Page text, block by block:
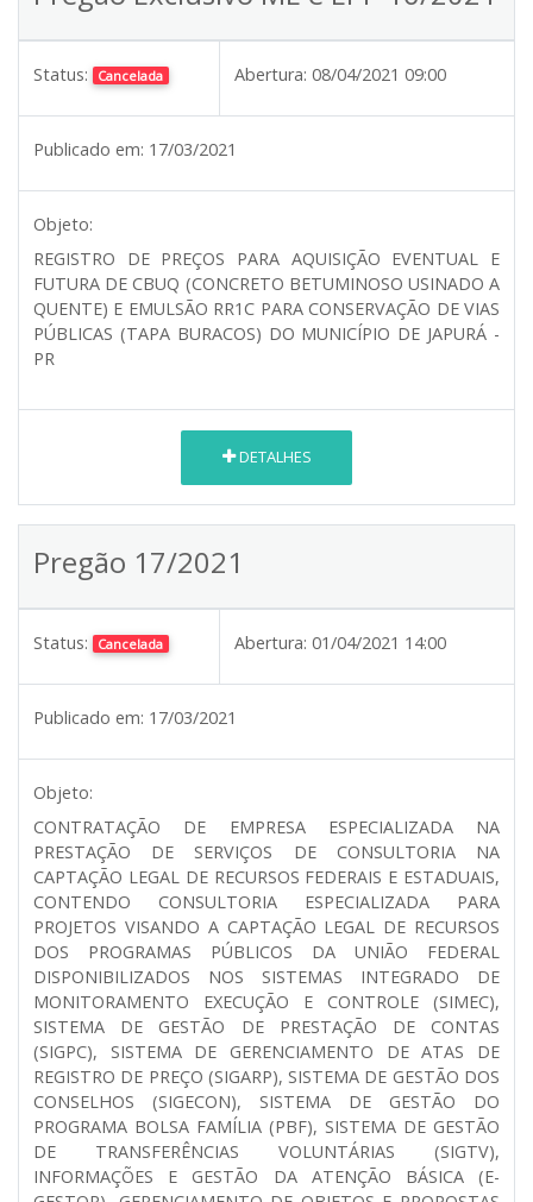
Status: Cancelada Abertura: 08/04/2021 09:00
Publicado em: 17/03/2021
Objeto:
REGISTRO DE PREÇOS PARA AQUISIÇÃO EVENTUAL E
FUTURA DE CBUQ (CONCRETO BETUMINOSO USINADO A
QUENTE) E EMULSÃO RR1C PARA CONSERVAÇÃO DE VIAS
PÚBLICAS (TAPA BURACOS) DO MUNICÍPIO DE JAPURÁ -
PR
DETALHES
Pregão 17/2021
Status: Cancelada Abertura: 01/04/2021 14:00
Publicado em: 17/03/2021
Objeto:
CONTRATAÇÃO DE EMPRESA ESPECIALIZADA NA
PRESTAÇÃO DE SERVIÇOS DE CONSULTORIA NA
CAPTAÇÃO LEGAL DE RECURSOS FEDERAIS E ESTADUAIS,
CONTENDO CONSULTORIA ESPECIALIZADA PARA
PROJETOS VISANDO A CAPTAÇÃO LEGAL DE RECURSOS
DOS PROGRAMAS PÚBLICOS DA UNIÃO FEDERAL
DISPONIBILIZADOS NOS SISTEMAS INTEGRADO DE
MONITORAMENTO EXECUÇÃO E CONTROLE (SIMEC),
SISTEMA DE GESTÃO DE PRESTAÇÃO DE CONTAS
(SIGPC), SISTEMA DE GERENCIAMENTO DE ATAS DE
REGISTRO DE PREÇO (SIGARP), SISTEMA DE GESTÃO DOS
CONSELHOS (SIGECON), SISTEMA DE GESTÃO DO
PROGRAMA BOLSA FAMÍLIA (PBF), SISTEMA DE GESTÃO
DE TRANSFERÊNCIAS VOLUNTÁRIAS (SIGTV),
INFORMAÇÕES E GESTÃO DA ATENÇÃO BÁSICA (E-